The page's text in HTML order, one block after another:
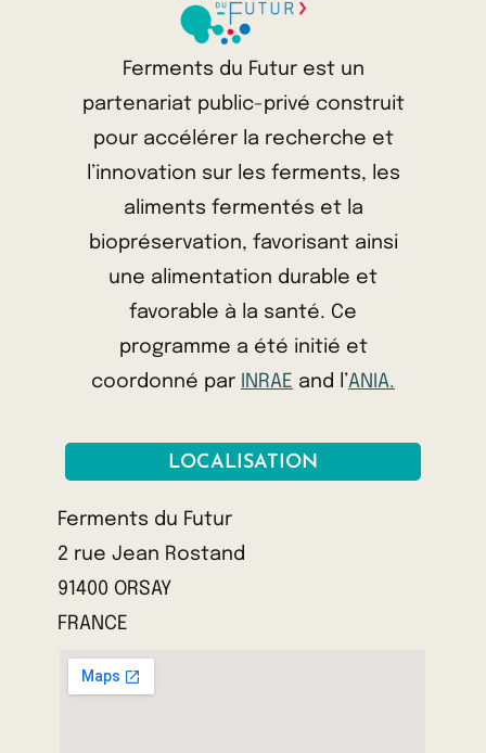
Ferments du Futur est un
partenariat public-privé construit
pour accélérer la recherche et
l’innovation sur les ferments, les
aliments fermentés et la
biopréservation, favorisant ainsi
une alimentation durable et
favorable à la santé. Ce
programme a été initié et
coordonné par
INRAE and l’ANIA.
LOCALISATION
Ferments du Futur
2 rue Jean Rostand
91400 ORSAY
FRANCE